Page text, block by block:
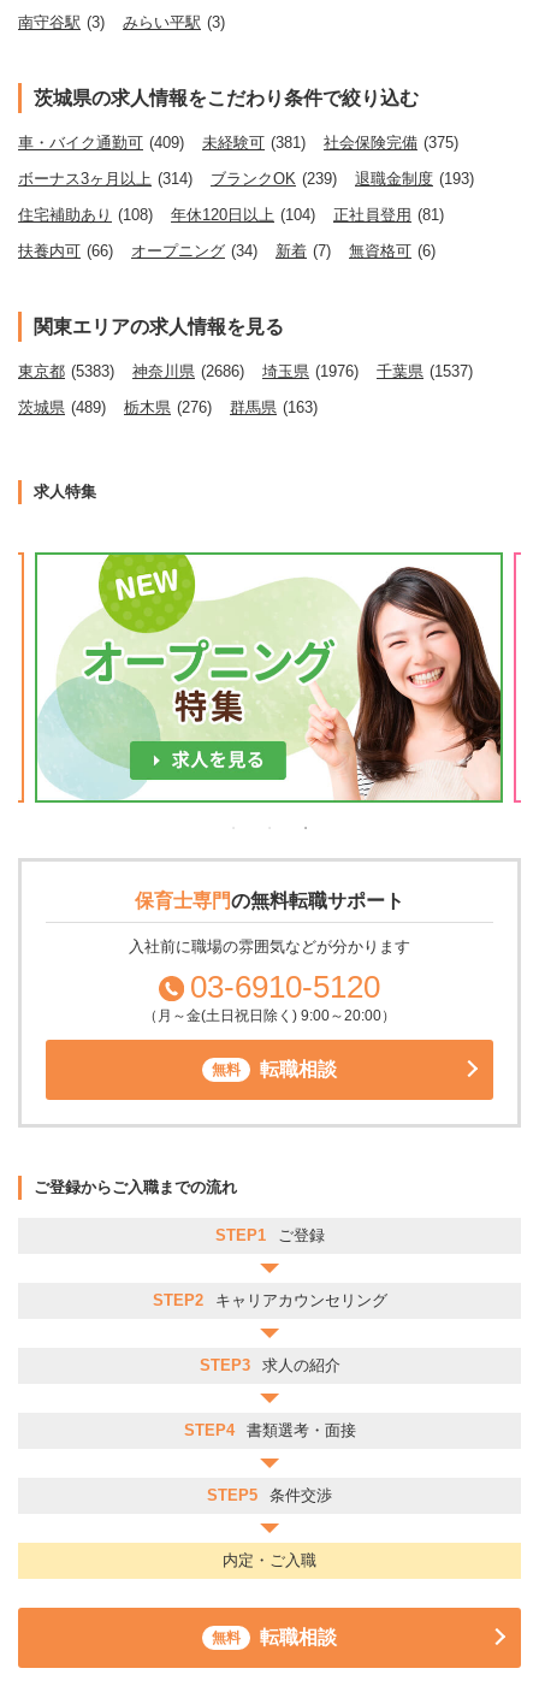
南守谷駅 (3) みらい平駅 (3)
茨城県の求人情報をこだわり条件で絞り込む
車・バイク通勤可 (409) 未経験可 (381) 社会保険完備 (375)
ボーナス3ヶ月以上 (314) ブランクOK (239) 退職金制度 (193)
住宅補助あり (108) 年休120日以上 (104) 正社員登用 (81)
扶養内可 (66) オープニング (34) 新着 (7) 無資格可 (6)
関東エリアの求人情報を見る
東京都 (5383) 神奈川県 (2686) 埼玉県 (1976) 千葉県 (1537)
茨城県 (489) 栃木県 (276) 群馬県 (163)
求人特集
保育士専門の無料転職サポート
入社前に職場の雰囲気などが分かります
03-6910-5120
（月～金(土日祝日除く) 9:00～20:00）
無料 転職相談
ご登録からご入職までの流れ
STEP1 ご登録
STEP2 キャリアカウンセリング
STEP3 求人の紹介
STEP4 書類選考・面接
STEP5 条件交渉
内定・ご入職
無料 転職相談